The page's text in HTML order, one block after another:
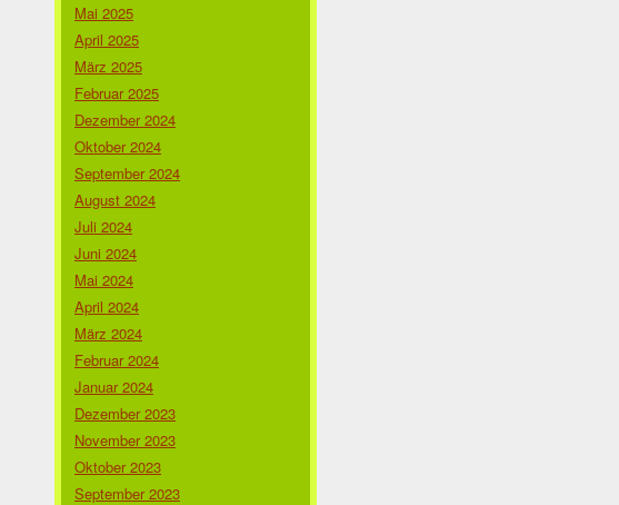
Mai 2025
April 2025
März 2025
Februar 2025
Dezember 2024
Oktober 2024
September 2024
August 2024
Juli 2024
Juni 2024
Mai 2024
April 2024
März 2024
Februar 2024
Januar 2024
Dezember 2023
November 2023
Oktober 2023
September 2023